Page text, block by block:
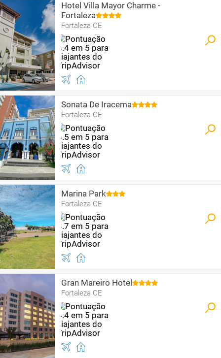
Hotel Villa Mayor Charme -
Fortaleza
Fortaleza CE
Sonata De Iracema
Fortaleza CE
Marina Park
Fortaleza CE
Gran Mareiro Hotel
Fortaleza CE